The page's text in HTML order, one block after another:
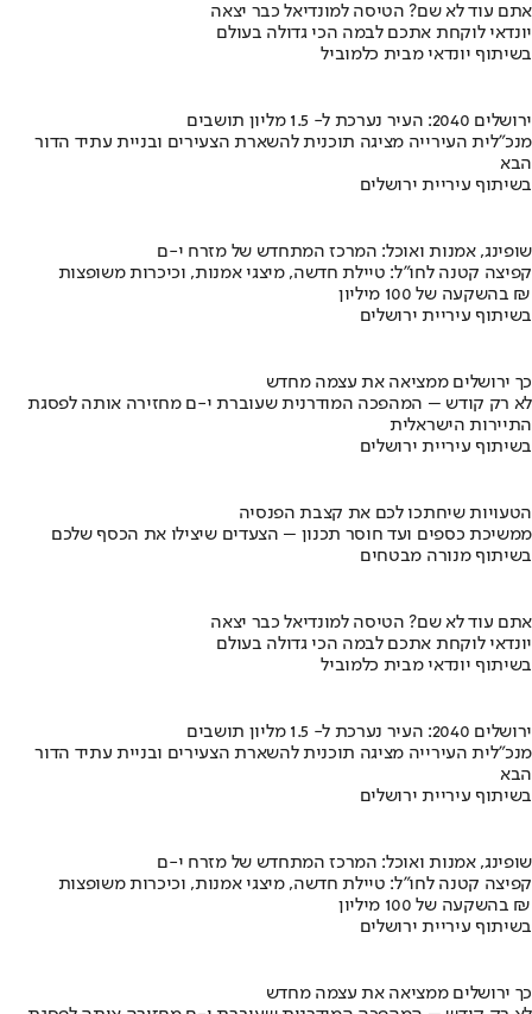
אתם עוד לא שם? הטיסה למונדיאל כבר יצאה
יונדאי לוקחת אתכם לבמה הכי גדולה בעולם
בשיתוף יונדאי מבית כלמוביל
ירושלים 2040: העיר נערכת ל- 1.5 מליון תושבים
מנכ"לית העירייה מציגה תוכנית להשארת הצעירים ובניית עתיד הדור
הבא
בשיתוף עיריית ירושלים
שופינג, אמנות ואוכל: המרכז המתחדש של מזרח י-ם
קפיצה קטנה לחו"ל: טיילת חדשה, מיצגי אמנות, וכיכרות משופצות
בהשקעה של 100 מיליון ₪
בשיתוף עיריית ירושלים
כך ירושלים ממציאה את עצמה מחדש
לא רק קודש – המהפכה המודרנית שעוברת י-ם מחזירה אותה לפסגת
התיירות הישראלית
בשיתוף עיריית ירושלים
הטעויות שיחתכו לכם את קצבת הפנסיה
ממשיכת כספים ועד חוסר תכנון – הצעדים שיצילו את הכסף שלכם
בשיתוף מנורה מבטחים
אתם עוד לא שם? הטיסה למונדיאל כבר יצאה
יונדאי לוקחת אתכם לבמה הכי גדולה בעולם
בשיתוף יונדאי מבית כלמוביל
ירושלים 2040: העיר נערכת ל- 1.5 מליון תושבים
מנכ"לית העירייה מציגה תוכנית להשארת הצעירים ובניית עתיד הדור
הבא
בשיתוף עיריית ירושלים
שופינג, אמנות ואוכל: המרכז המתחדש של מזרח י-ם
קפיצה קטנה לחו"ל: טיילת חדשה, מיצגי אמנות, וכיכרות משופצות
בהשקעה של 100 מיליון ₪
בשיתוף עיריית ירושלים
כך ירושלים ממציאה את עצמה מחדש